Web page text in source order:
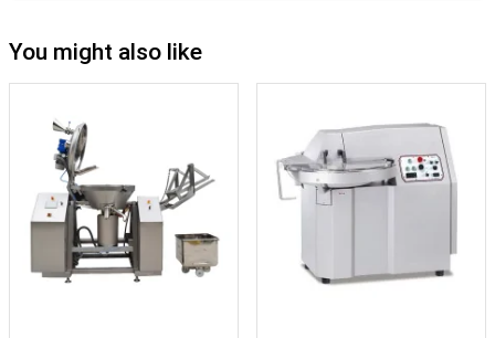
You might also like